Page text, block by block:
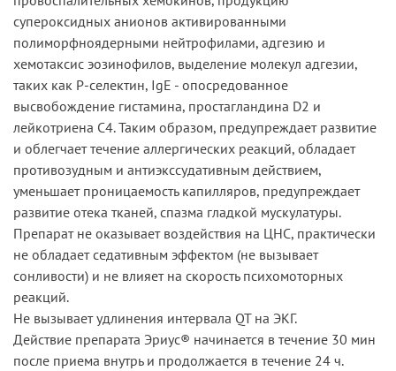
супероксидных анионов активированными
полиморфноядерными нейтрофилами, адгезию и
хемотаксис эозинофилов, выделение молекул адгезии,
таких как Р-селектин, IgE - опосредованное
высвобождение гистамина, простагландина D2 и
лейкотриена С4. Таким образом, предупреждает развитие
и облегчает течение аллергических реакций, обладает
противозудным и антиэкссудативным действием,
уменьшает проницаемость капилляров, предупреждает
развитие отека тканей, спазма гладкой мускулатуры.
Препарат не оказывает воздействия на ЦНС, практически
не обладает седативным эффектом (не вызывает
сонливости) и не влияет на скорость психомоторных
реакций.
Не вызывает удлинения интервала QT на ЭКГ.
Действие препарата Эриус® начинается в течение 30 мин
после приема внутрь и продолжается в течение 24 ч.